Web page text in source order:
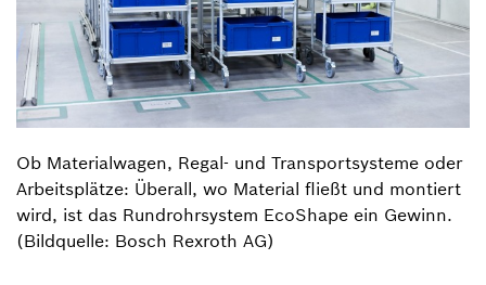
Ob Materialwagen, Regal- und Transportsysteme oder
Arbeitsplätze: Überall, wo Material fließt und montiert
wird, ist das Rundrohrsystem EcoShape ein Gewinn.
(Bildquelle: Bosch Rexroth AG)